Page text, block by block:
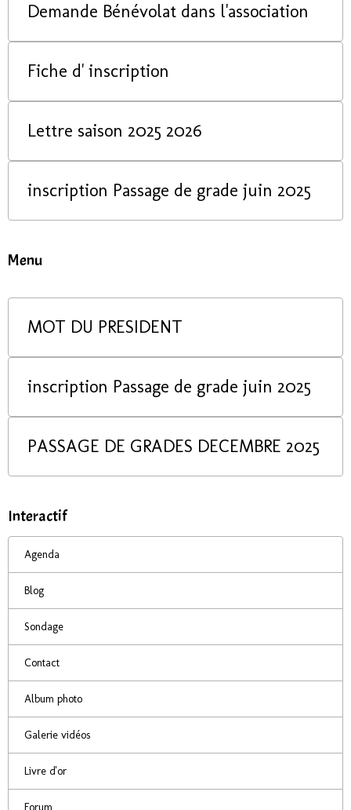
Demande Bénévolat dans l'association
Fiche d' inscription
Lettre saison 2025 2026
inscription Passage de grade juin 2025
Menu
MOT DU PRESIDENT
inscription Passage de grade juin 2025
PASSAGE DE GRADES DECEMBRE 2025
Interactif
Agenda
Blog
Sondage
Contact
Album photo
Galerie vidéos
Livre d'or